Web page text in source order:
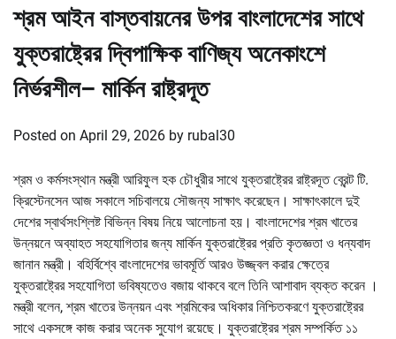
শ্রম আইন বাস্তবায়নের উপর বাংলাদেশের সাথে
যুক্তরাষ্ট্রের দ্বিপাক্ষিক বাণিজ্য অনেকাংশে
নির্ভরশীল– মার্কিন রাষ্ট্রদূত
Posted on April 29, 2026 by rubal30
শ্রম ও কর্মসংস্থান মন্ত্রী আরিফুল হক চৌধুরীর সাথে যুক্তরাষ্ট্রের রাষ্ট্রদূত ব্রেন্ট টি.
ক্রিস্টেনসেন আজ সকালে সচিবালয়ে সৌজন্য সাক্ষাৎ করেছেন। সাক্ষাৎকালে দুই
দেশের স্বার্থসংশ্লিষ্ট বিভিন্ন বিষয় নিয়ে আলোচনা হয়। বাংলাদেশের শ্রম খাতের
উন্নয়নে অব্যাহত সহযোগিতার জন্য মার্কিন যুক্তরাষ্ট্রের প্রতি কৃতজ্ঞতা ও ধন্যবাদ
জানান মন্ত্রী। বহির্বিশ্বে বাংলাদেশের ভাবমূর্তি আরও উজ্জ্বল করার ক্ষেত্রে
যুক্তরাষ্ট্রের সহযোগিতা ভবিষ্যতেও বজায় থাকবে বলে তিনি আশাবাদ ব্যক্ত করেন ।
মন্ত্রী বলেন, শ্রম খাতের উন্নয়ন এবং শ্রমিকের অধিকার নিশ্চিতকরণে যুক্তরাষ্ট্রের
সাথে একসঙ্গে কাজ করার অনেক সুযোগ রয়েছে। যুক্তরাষ্ট্রের শ্রম সম্পর্কিত ১১